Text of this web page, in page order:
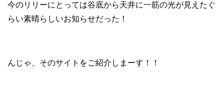
今のリリーにとっては谷底から天井に一筋の光が見えたぐ
らい素晴らしいお知らせだった！
んじゃ、そのサイトをご紹介しまーす！！